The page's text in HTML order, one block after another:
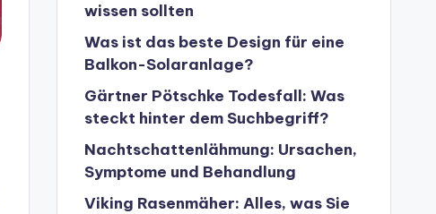
wissen sollten
Was ist das beste Design für eine
Balkon-Solaranlage?
Gärtner Pötschke Todesfall: Was
steckt hinter dem Suchbegriff?
Nachtschattenlähmung: Ursachen,
Symptome und Behandlung
Viking Rasenmäher: Alles, was Sie